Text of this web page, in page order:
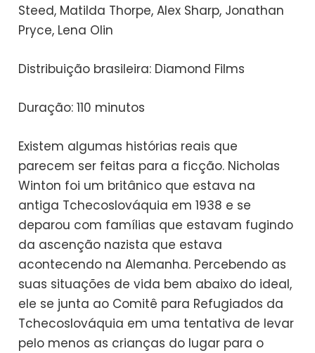
Steed, Matilda Thorpe, Alex Sharp, Jonathan
Pryce, Lena Olin
Distribuição brasileira: Diamond Films
Duração: 110 minutos
Existem algumas histórias reais que
parecem ser feitas para a ficção. Nicholas
Winton foi um britânico que estava na
antiga Tchecoslováquia em 1938 e se
deparou com famílias que estavam fugindo
da ascenção nazista que estava
acontecendo na Alemanha. Percebendo as
suas situações de vida bem abaixo do ideal,
ele se junta ao Comitê para Refugiados da
Tchecoslováquia em uma tentativa de levar
pelo menos as crianças do lugar para o